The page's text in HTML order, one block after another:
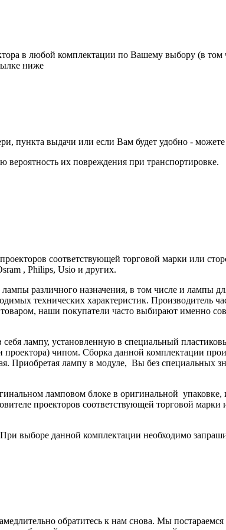
в любой комплектации по Вашему выбору (в
ниже
выдачи или если Вам будет удобно - можете
их повреждения при транспортировке.
соответствующей торговой марки или
, Philips, Usio и других.
различного назначения, в том числе и лампы
технических характеристик. Производитель
наши покупатели часто выбирают именно
себя лампу, установленную в специальный
чипом. Сборка данной комплектации
Приобретая лампу в модуле, Вы без специальных
ламповом блоке в оригинальной
проекторов соответствующей торговой
выборе данной комплектации необходимо
обратитесь к нам снова. Мы